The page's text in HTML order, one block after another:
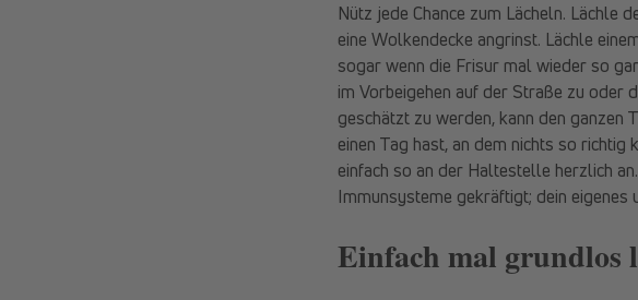
Nütz jede Chance zum Lächeln. Lächle
eine Wolkendecke angrinst. Lächle
sogar wenn die Frisur mal wieder so
im Vorbeigehen auf der Straße zu oder
geschätzt zu werden, kann den
einen Tag hast, an dem nichts so
einfach so an der Haltestelle herzlich
Immunsysteme gekräftigt; dein eigenes
Einfach mal grundlos